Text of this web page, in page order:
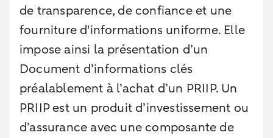
de transparence, de confiance et une
fourniture d'informations uniforme. Elle
impose ainsi la présentation d’un
Document d’informations clés
préalablement à l’achat d’un PRIIP. Un
PRIIP est un produit d’investissement ou
d’assurance avec une composante de